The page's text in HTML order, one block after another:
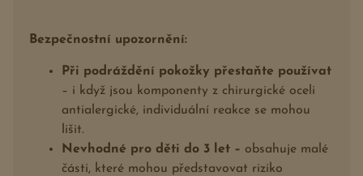
Bezpečnostní upozornění:
Při podráždění pokožky přestaňte používat
– i když jsou komponenty z chirurgické oceli
antialergické, individuální reakce se mohou
lišit.
Nevhodné pro děti do 3 let – obsahuje malé
části, které mohou představovat riziko